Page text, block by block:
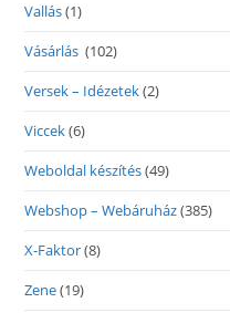
Vallás(1)
Vásárlás (102)
Versek – Idézetek(2)
Viccek(6)
Weboldal készítés(49)
Webshop – Webáruház(385)
X-Faktor(8)
Zene(19)